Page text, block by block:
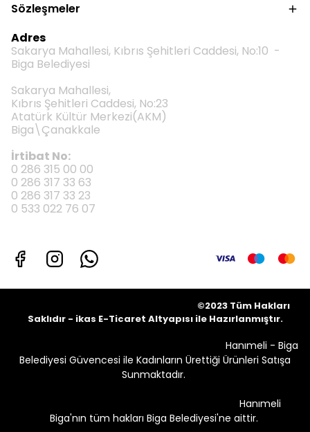
Sözleşmeler
Adres
Sakarya Mahallesi, Kıbrıs Şehitleri Caddesi, No:10 -
Biga Belediyesi
Sakarya Mahallesi,
Kıbrıs Şehitleri Caddesi, No:23
Atatürk Kültür Merkezi(AKM)
Biga\Çanakkale
İrtibat No:
0 286 315 00 00
0 286 317 33 63
0 286 317 33 23
0 533 022 76 07
©2023 Tüm Hakları
Saklıdır - ikas E-Ticaret Altyapısı ile Hazırlanmıştır.
Hanımeli - Biga
Belediyesi Güvencesi ile Kadınların Ürettiği Ürünleri Satışa
Sunmaktadır.
Hanımeli
Biga'nın tüm hakları Biga Belediyesi'ne aittir.